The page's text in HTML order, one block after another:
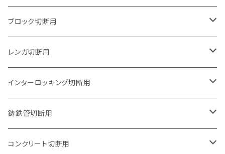
125mm（5インチ）
グラインダー取付用
石井超硬電動切断機 取付用
105mm（4インチ）
セグメントタイプ
セグメントタイプ（ビス穴付き
125mm（5インチ）
セグメントタイプ
セグメントタイプ（ビス穴付き
150mm（6インチ）
セグメントタイプ
180mm（7インチ）
セグメントタイプ
205mm（8インチ）
ブロック切断用
105mm（4インチ）
セグメントタイプ
ウェーブタイプ
125mm（5インチ）
セグメントタイプ
ウェーブタイプ
150mm（6インチ）
セグメントタイプ
180mm（7インチ）
レンガ切断用
105mm（4インチ）
セグメントタイプ
ウェーブタイプ
125mm（5インチ）
セグメントタイプ
150mm（6インチ）
インターロッキング切断用
105mm（4インチ）
セグメントタイプ
125mm（5インチ）
鋳鉄管切断用
105mm（4インチ）
コンクリート切断用